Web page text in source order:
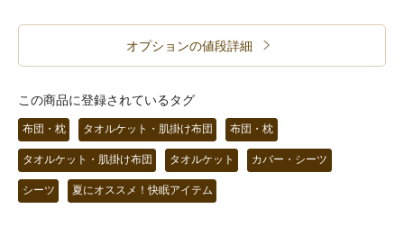
オプションの値段詳細
この商品に登録されているタグ
布団・枕 タオルケット・肌掛け布団 布団・枕
タオルケット・肌掛け布団 タオルケット カバー・シーツ
シーツ 夏にオススメ！快眠アイテム